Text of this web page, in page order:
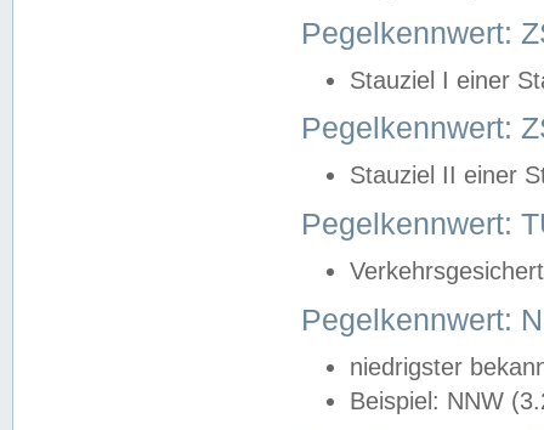
Pegelkennwert:
Stauziel I einer
Pegelkennwert:
Stauziel II einer
Pegelkennwert:
Pegelkennwert:
niedrigster
Beispiel: NNW